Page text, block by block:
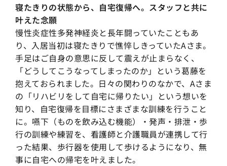
寝たきりの状態から、自宅復帰へ。スタッフと共に
叶えた念願
慢性炎症性多発神経炎と長年闘っていたこともあ
り、入居当初は寝たきりで憔悴しきっていたAさま。
手足はご自身の意思に反して震えが止まらなく、
「どうしてこうなってしまったのか」という葛藤を
抱えておられました。日々の関わりのなかで、Aさま
の「リハビリをして自宅に帰りたい」という想いを
知り、自宅復帰を目標にさまざまな訓練を行うこと
に。嚥下（ものを飲み込む機能）・発声・排泄・歩
行の訓練や練習を、看護師と介護職員が連携して行
った結果、歩行器を使用して歩けるようになり、無
事に自宅への帰宅を叶えました。